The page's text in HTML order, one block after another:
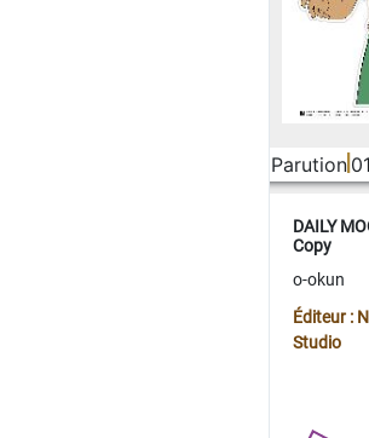
Parution
DAILY
Copy
o-okun
Éditeur :
Studio